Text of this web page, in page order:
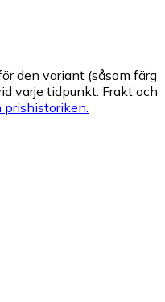
den variant (såsom färg
varje tidpunkt. Frakt och
prishistoriken.